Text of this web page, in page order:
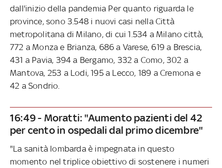
dall'inizio della pandemia Per quanto riguarda le
province, sono 3.548 i nuovi casi nella Città
metropolitana di Milano, di cui 1.534 a Milano città,
772 a Monza e Brianza, 686 a Varese, 619 a Brescia,
431 a Pavia, 394 a Bergamo, 332 a Como, 302 a
Mantova, 253 a Lodi, 195 a Lecco, 189 a Cremona e
42 a Sondrio.
16:49 - Moratti: "Aumento pazienti del 42
per cento in ospedali dal primo dicembre"
"La sanità lombarda è impegnata in questo
momento nel triplice obiettivo di sostenere i numeri